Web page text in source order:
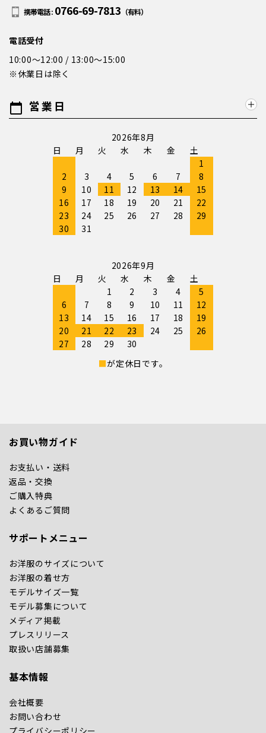
携帯電話 : 0766-69-7813 （有料）
電話受付
10:00～12:00 / 13:00～15:00
※休業日は除く
calendar_today 営業日
2026年8月
日
月 火 水 木 金
土
1
2
3 4 5 6 7
8
9
10 11 12 13 14
15
16
17 18 19 20 21
22
23
24 25 26 27 28
29
30
31
2026年9月
日
月 火 水 木 金
土
1
2 3 4
5
6
7 8 9 10 11
12
13
14 15 16 17 18
19
20
21 22 23 24 25
26
27
28 29
30
■が定休日です。
お買い物ガイド
お支払い・送料
返品・交換
ご購入特典
よくあるご質問
サポートメニュー
お洋服のサイズについて
お洋服の着せ方
モデルサイズ一覧
モデル募集について
メディア掲載
プレスリリース
取扱い店舗募集
基本情報
会社概要
お問い合わせ
プライバシーポリシー